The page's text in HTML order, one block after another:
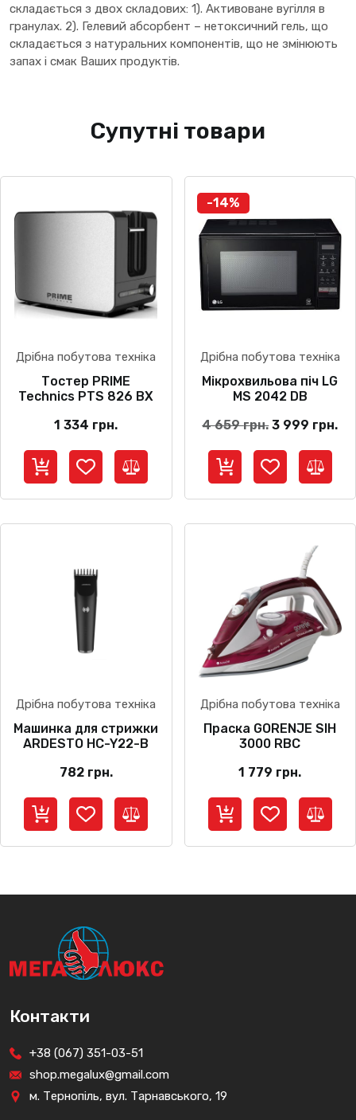
складається з двох складових: 1). Активоване вугілля в
гранулах. 2). Гелевий абсорбент – нетоксичний гель, що
складається з натуральних компонентів, що не змінюють
запах і смак Ваших продуктів.
Супутні товари
Дрібна побутова техніка
Тостер PRIME
Technics PTS 826 BX
1 334 грн.
-14%
Дрібна побутова техніка
Мікрохвильова піч LG
MS 2042 DB
4 659грн.Оригінальна
4
659 грн..
3 999 грн.
Дрібна побутова техніка
Машинка для стрижки
ARDESTO HC-Y22-B
782 грн.
Дрібна побутова техніка
Праска GORENJE SIH
3000 RBC
1 779 грн.
Контакти
+38 (067) 351-03-51
shop.megalux@gmail.com
м. Тернопіль, вул. Тарнавського, 19